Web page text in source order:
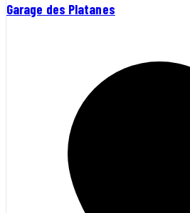
Garage des Platanes